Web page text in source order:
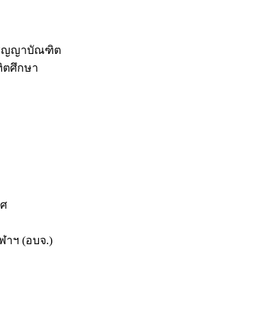
ริญญาบัณฑิต
ศึกษา
าฯ (อบจ.)